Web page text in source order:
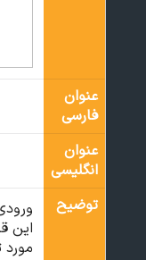
عنوان
فارسی
عنوان
انگلیسی
توضیح
این